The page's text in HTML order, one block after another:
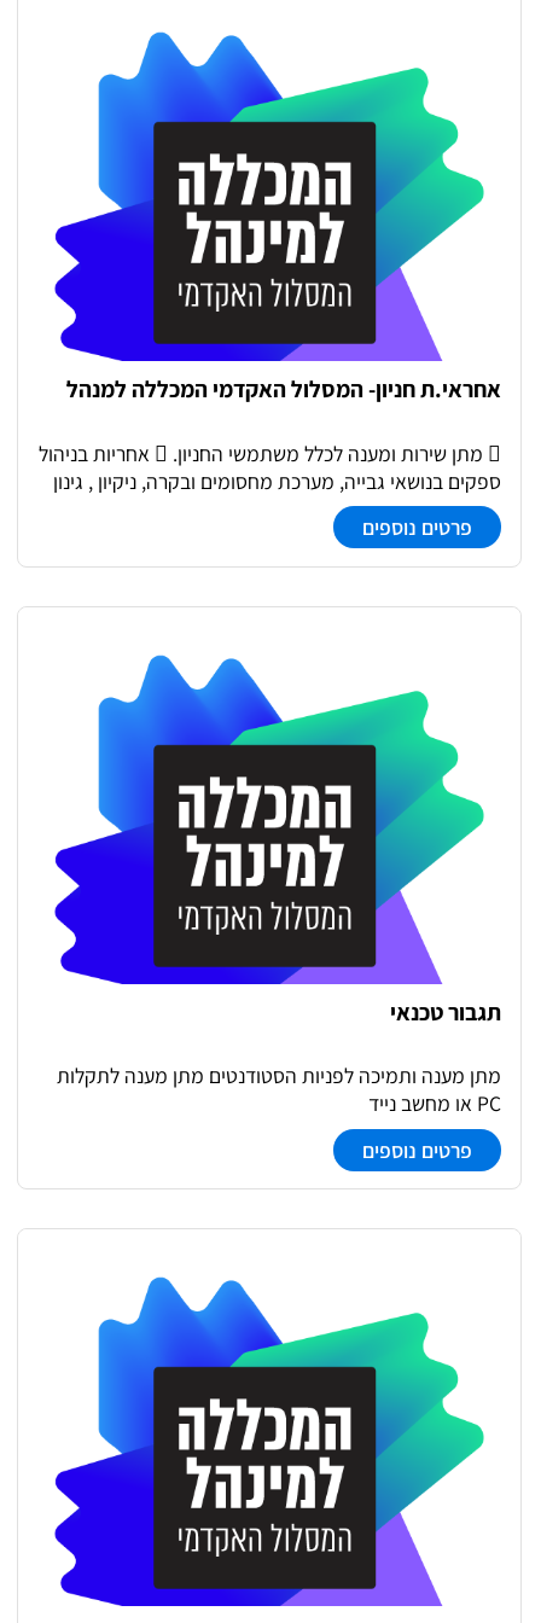
תעסוקתי וכו). • פיתוח שיתופי פעולה עם שוק התעסוקה
ושימור קשרי לקוחות קיימים. • ניהול וליווי פרויקטים שונים של
המרכז. • ניהול הפעילות השיווקית והפקת חומרים שיווקיים
של מרכז גשר פנים וחוץ ארגונית.
אחראי.ת חניון- המסלול האקדמי המכללה למנהל
 מתן שירות ומענה לכלל משתמשי החניון.  אחריות בניהול
ספקים בנושאי גבייה, מערכת מחסומים ובקרה, ניקיון , גינון
ומשמעת.  זמינות לטיפול בפניות לאורך כל המשמרת.
פרטים נוספים
תגבור טכנאי
מתן מענה ותמיכה לפניות הסטודנטים מתן מענה לתקלות
PC או מחשב נייד
פרטים נוספים